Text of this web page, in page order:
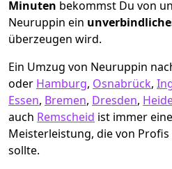
Minuten bekommst Du von
Neuruppin ein
überzeugen wird.
Ein Umzug von Neuruppin
oder Hamburg, Osnabrück,
Essen, Bremen, Dresden,
auch Remscheid ist immer
Meisterleistung, die von
sollte.